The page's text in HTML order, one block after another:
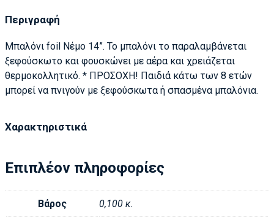
Περιγραφή
Μπαλόνι foil Νέμο 14”. Το μπαλόνι το παραλαμβάνεται
ξεφούσκωτο και φουσκώνει με αέρα και χρειάζεται
θερμοκολλητικό. * ΠΡΟΣΟΧΗ! Παιδιά κάτω των 8 ετών
μπορεί να πνιγούν με ξεφούσκωτα ή σπασμένα μπαλόνια.
Χαρακτηριστικά
Επιπλέον πληροφορίες
Βάρος 0,100 κ.